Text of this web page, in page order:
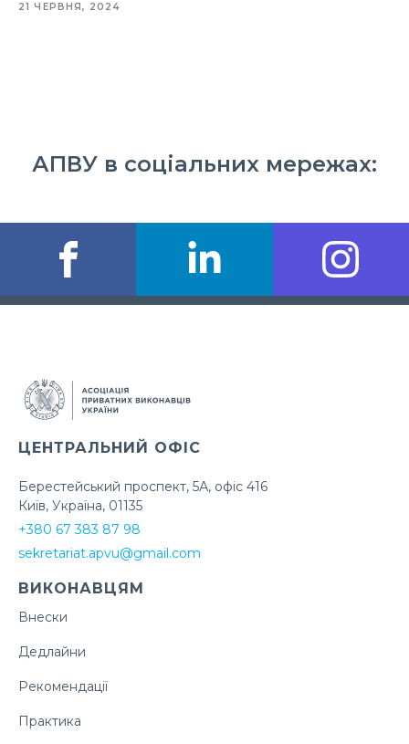
21 ЧЕРВНЯ, 2024
АПВУ в соціальних мережах:
ЦЕНТРАЛЬНИЙ ОФІС
Берестейський проспект, 5А, офіс 416
Київ, Україна, 01135
+380 67 383 87 98
sekretariat.apvu@gmail.com
ВИКОНАВЦЯМ
Внески
Дедлайни
Рекомендації
Практика